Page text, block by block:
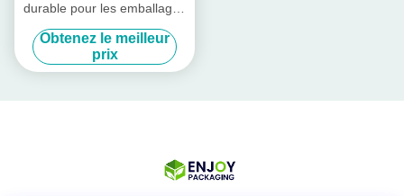
durable pour les emballages
industriels
Obtenez le meilleur
prix